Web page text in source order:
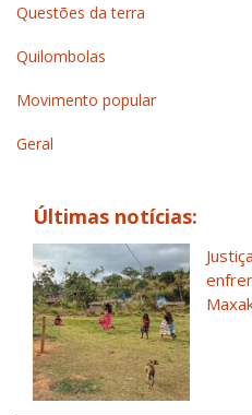
Questões da terra
Quilombolas
Movimento popular
Geral
Últimas notícias: